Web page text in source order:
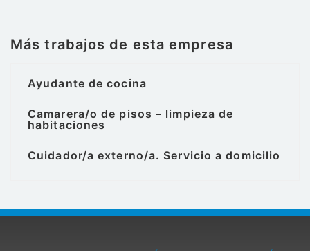
Más trabajos de esta empresa
Ayudante de cocina
Camarera/o de pisos – limpieza de
habitaciones
Cuidador/a externo/a. Servicio a domicilio